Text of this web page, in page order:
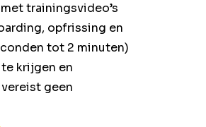
trainingsvideo’s
opfrissing en
tot 2 minuten)
krijgen en
geen